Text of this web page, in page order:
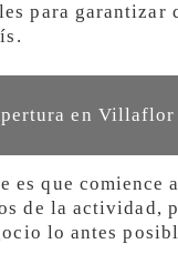
para garantizar
en Villaflor
es que
de la actividad,
lo antes